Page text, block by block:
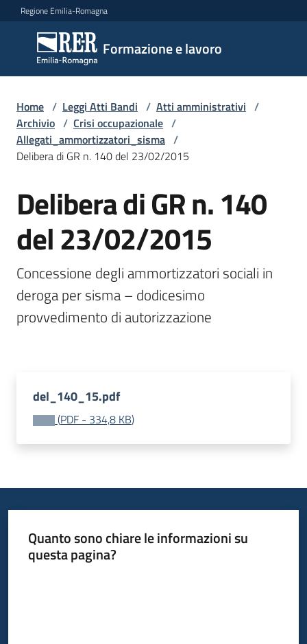
Vai al contenuto
Vai alla navigazione
Vai al footer
Regione Emilia-Romagna
Formazione e lavoro
Formazione
e lavoro
Argomenti
Servizi
Leggi
Atti
Bandi
Programmi
Progetti
sociale
Plus
Home / Leggi Atti Bandi / Atti amministrativi /
Archivio / Crisi occupazionale /
Allegati_ammortizzatori_sisma /
Delibera di GR n. 140 del 23/02/2015
Delibera di GR n. 140
del 23/02/2015
Concessione degli ammortizzatori sociali in
deroga per sisma – dodicesimo
provvedimento di autorizzazione
del_140_15.pdf
(PDF - 334,8 KB)
Quanto sono chiare le informazioni su
questa pagina?